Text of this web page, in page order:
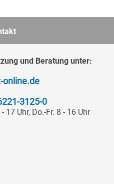
und Beratung unter:
online.de
3125-0
17 Uhr, Do.-Fr. 8 - 16 Uhr